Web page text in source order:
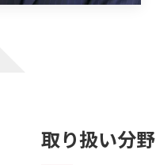
取り扱い分野